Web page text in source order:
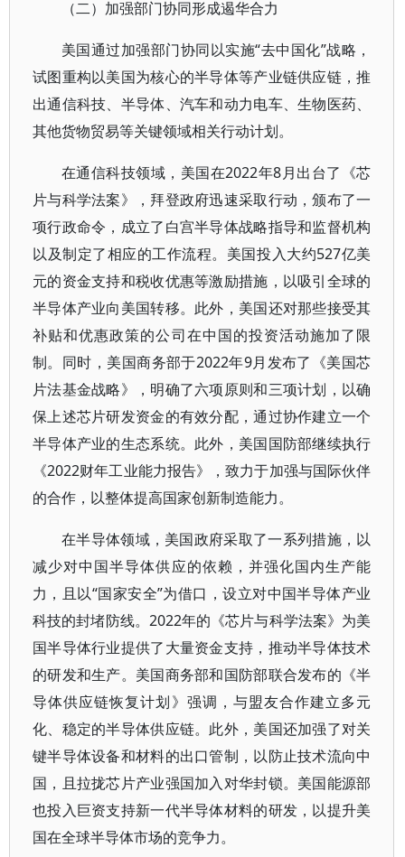
（二）加强部门协同形成遏华合力
美国通过加强部门协同以实施“去中国化”战略，
试图重构以美国为核心的半导体等产业链供应链，推
出通信科技、半导体、汽车和动力电车、生物医药、
其他货物贸易等关键领域相关行动计划。
在通信科技领域，美国在2022年8月出台了《芯
片与科学法案》，拜登政府迅速采取行动，颁布了一
项行政命令，成立了白宫半导体战略指导和监督机构
以及制定了相应的工作流程。美国投入大约527亿美
元的资金支持和税收优惠等激励措施，以吸引全球的
半导体产业向美国转移。此外，美国还对那些接受其
补贴和优惠政策的公司在中国的投资活动施加了限
制。同时，美国商务部于2022年9月发布了《美国芯
片法基金战略》，明确了六项原则和三项计划，以确
保上述芯片研发资金的有效分配，通过协作建立一个
半导体产业的生态系统。此外，美国国防部继续执行
《2022财年工业能力报告》，致力于加强与国际伙伴
的合作，以整体提高国家创新制造能力。
在半导体领域，美国政府采取了一系列措施，以
减少对中国半导体供应的依赖，并强化国内生产能
力，且以“国家安全”为借口，设立对中国半导体产业
科技的封堵防线。2022年的《芯片与科学法案》为美
国半导体行业提供了大量资金支持，推动半导体技术
的研发和生产。美国商务部和国防部联合发布的《半
导体供应链恢复计划》强调，与盟友合作建立多元
化、稳定的半导体供应链。此外，美国还加强了对关
键半导体设备和材料的出口管制，以防止技术流向中
国，且拉拢芯片产业强国加入对华封锁。美国能源部
也投入巨资支持新一代半导体材料的研发，以提升美
国在全球半导体市场的竞争力。